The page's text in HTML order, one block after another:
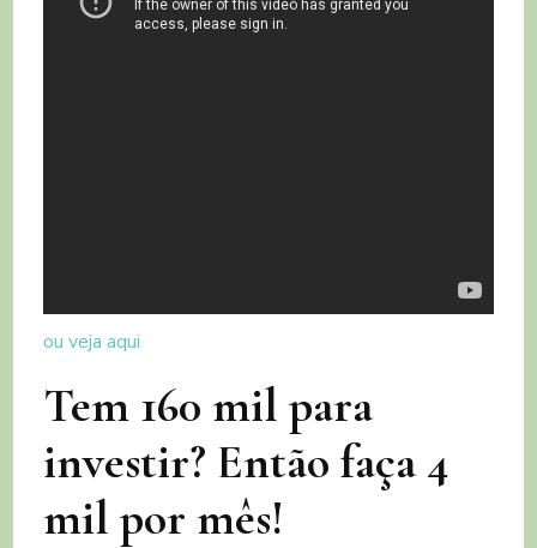
ou veja aqui
Tem 160 mil para
investir? Então faça 4
mil por mês!